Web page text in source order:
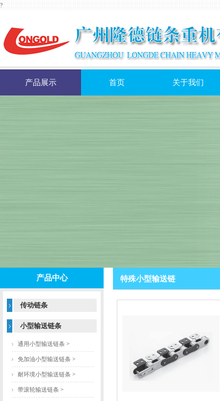
?
产品展示 首页 关于我们
产品中心
传动链条
小型输送链条
通用小型输送链条 >
免加油小型输送链条 >
耐环境小型输送链条 >
带滚轮输送链条 >
特殊小型输送链